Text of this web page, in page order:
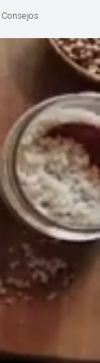
Consejos